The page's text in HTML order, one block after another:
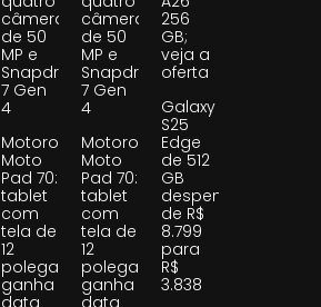
câmeras
de 50
MP e
Snapdragon
7 Gen
4
Motorola
Moto
Pad 70:
tablet
com
tela de
12
polegadas
ganha
data
câmeras
de 50
MP e
Snapdragon
7 Gen
4
Motorola
Moto
Pad 70:
tablet
com
tela de
12
polegadas
ganha
data
256
GB;
veja a
oferta
Galaxy
S25
Edge
de 512
GB
despenca
de R$
8.799
para
R$
3.838